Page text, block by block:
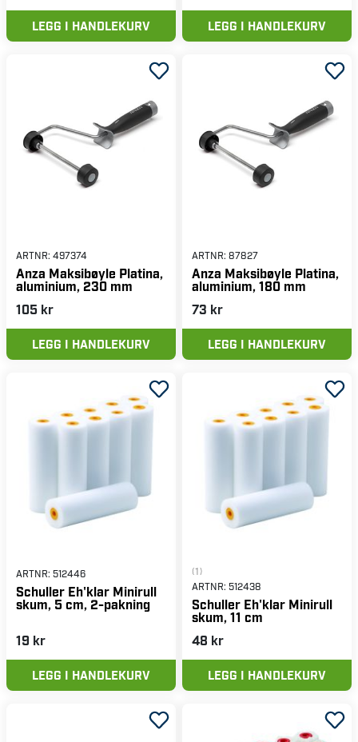
LEGG I HANDLEKURV LEGG I HANDLEKURV
ARTNR: 497374
Anza Maksibøyle Platina,
aluminium, 230 mm
105 kr
LEGG I HANDLEKURV
ARTNR: 87827
Anza Maksibøyle Platina,
aluminium, 180 mm
73 kr
LEGG I HANDLEKURV
ARTNR: 512446
Schuller Eh'klar Minirull
skum, 5 cm, 2-pakning
19 kr
LEGG I HANDLEKURV
(1)
ARTNR: 512438
Schuller Eh'klar Minirull
skum, 11 cm
48 kr
LEGG I HANDLEKURV